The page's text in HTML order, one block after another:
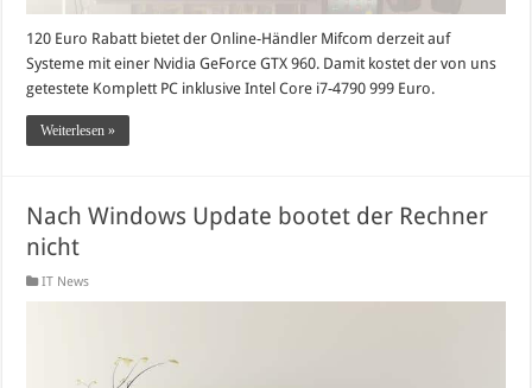
120 Euro Rabatt bietet der Online-Händler Mifcom derzeit auf
Systeme mit einer Nvidia GeForce GTX 960. Damit kostet der von uns
getestete Komplett PC inklusive Intel Core i7-4790 999 Euro.
Weiterlesen »
Nach Windows Update bootet der Rechner
nicht
IT News